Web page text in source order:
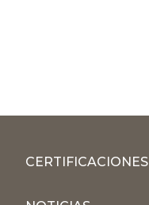
CERTIFICACIONES